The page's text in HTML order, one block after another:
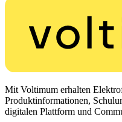
Mit Voltimum erhalten
Produktinformationen,
digitalen Plattform und